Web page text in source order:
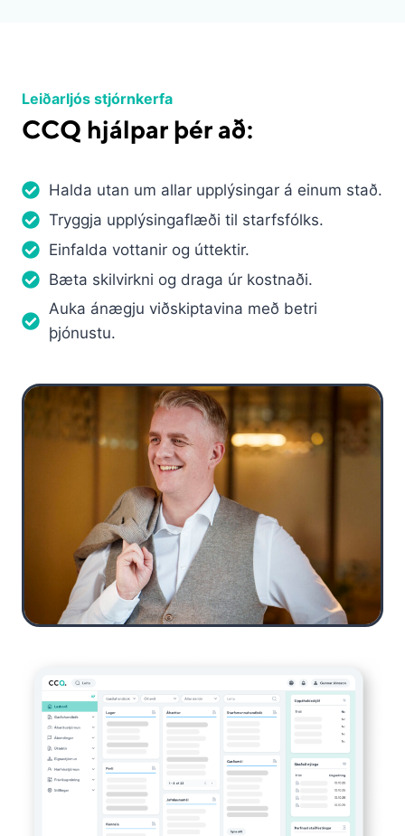
Leiðarljós stjórnkerfa
CCQ hjálpar þér að:
Halda utan um allar upplýsingar á einum stað.
Tryggja upplýsingaflæði til starfsfólks.
Einfalda vottanir og úttektir.
Bæta skilvirkni og draga úr kostnaði.
Auka ánægju viðskiptavina með betri
þjónustu.